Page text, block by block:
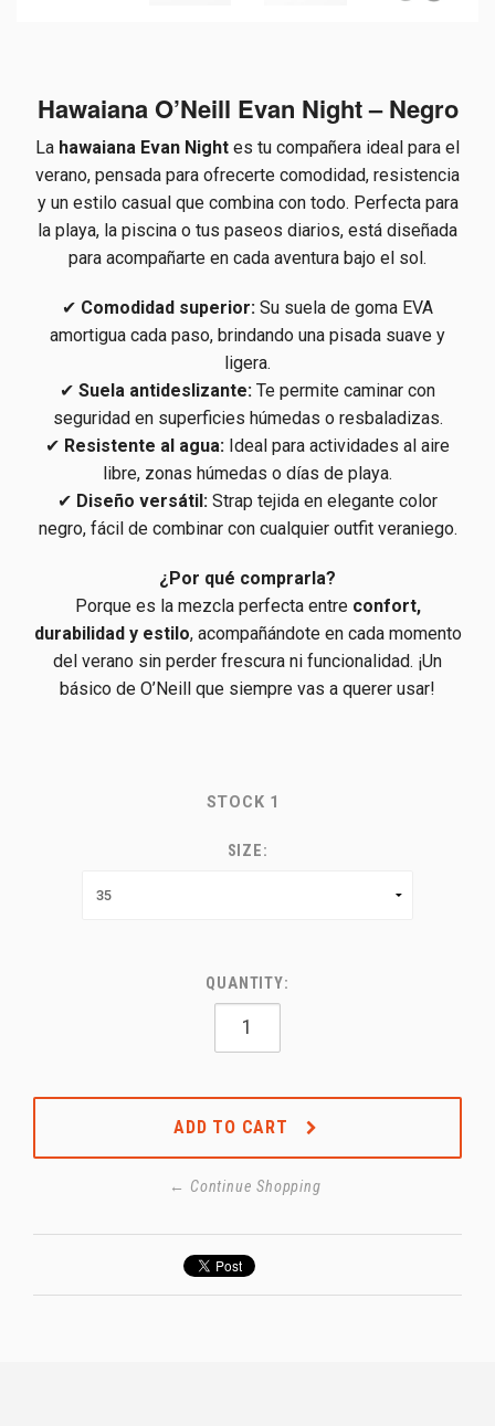
Hawaiana O’Neill Evan Night – Negro
La hawaiana Evan Night es tu compañera ideal para el
verano, pensada para ofrecerte comodidad, resistencia
y un estilo casual que combina con todo. Perfecta para
la playa, la piscina o tus paseos diarios, está diseñada
para acompañarte en cada aventura bajo el sol.
✔ Comodidad superior: Su suela de goma EVA
amortigua cada paso, brindando una pisada suave y
ligera.
✔ Suela antideslizante: Te permite caminar con
seguridad en superficies húmedas o resbaladizas.
✔ Resistente al agua: Ideal para actividades al aire
libre, zonas húmedas o días de playa.
✔ Diseño versátil: Strap tejida en elegante color
negro, fácil de combinar con cualquier outfit veraniego.
¿Por qué comprarla?
Porque es la mezcla perfecta entre confort,
durabilidad y estilo, acompañándote en cada momento
del verano sin perder frescura ni funcionalidad. ¡Un
básico de O’Neill que siempre vas a querer usar!
STOCK 1
SIZE:
QUANTITY:
ADD TO CART
← Continue Shopping